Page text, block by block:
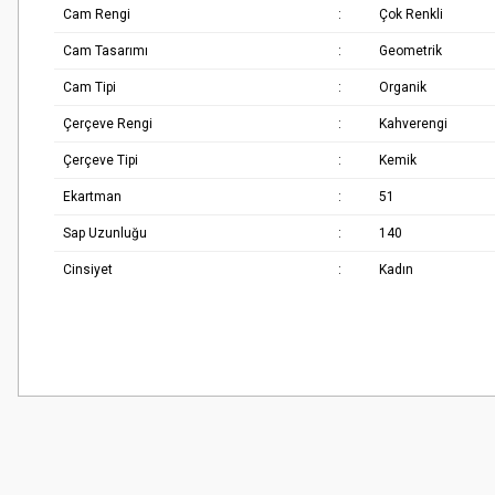
Cam Rengi : Çok Renkli
Cam Tasarımı : Geometrik
Cam Tipi : Organik
Çerçeve Rengi : Kahverengi
Çerçeve Tipi : Kemik
Ekartman : 51
Sap Uzunluğu : 140
Cinsiyet : Kadın
Görüş ve önerileriniz için teşekkür ederiz.